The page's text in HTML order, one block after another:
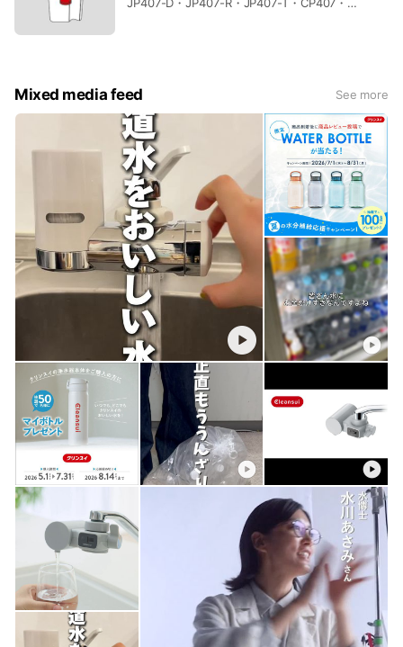
Mixed media feed See more